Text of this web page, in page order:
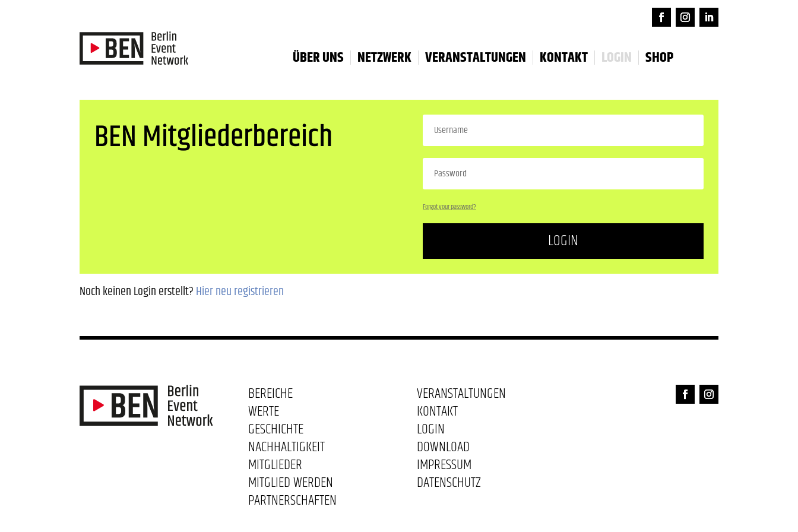
ÜBER UNS NETZWERK VERANSTALTUNGEN KONTAKT LOGIN SHOP
BEN Mitgliederbereich
Forgot your password?
LOGIN
Noch keinen Login erstellt?Hier neu registrieren
BEREICHE
WERTE
GESCHICHTE
NACHHALTIGKEIT
MITGLIEDER
MITGLIED WERDEN
PARTNERSCHAFTEN
VERANSTALTUNGEN
KONTAKT
LOGIN
DOWNLOAD
IMPRESSUM
DATENSCHUTZ